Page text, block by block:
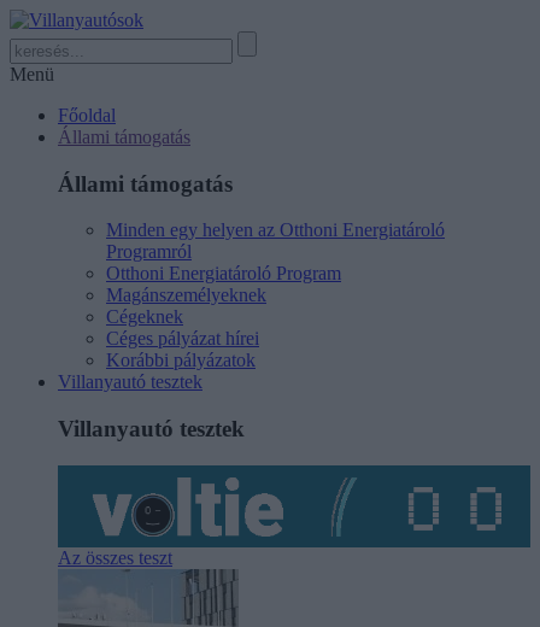
Menü
Főoldal
Állami támogatás
Állami támogatás
Minden egy helyen az Otthoni Energiatároló
Programról
Otthoni Energiatároló Program
Magánszemélyeknek
Cégeknek
Céges pályázat hírei
Korábbi pályázatok
Villanyautó tesztek
Villanyautó tesztek
Az összes teszt